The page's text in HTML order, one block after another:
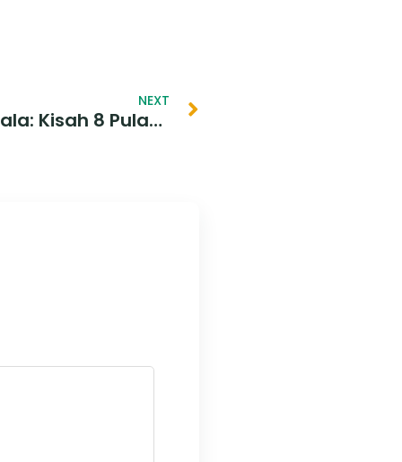
NEXT
Ekspedisi Nusa Manggala: Kisah 8 Pulau Terluar